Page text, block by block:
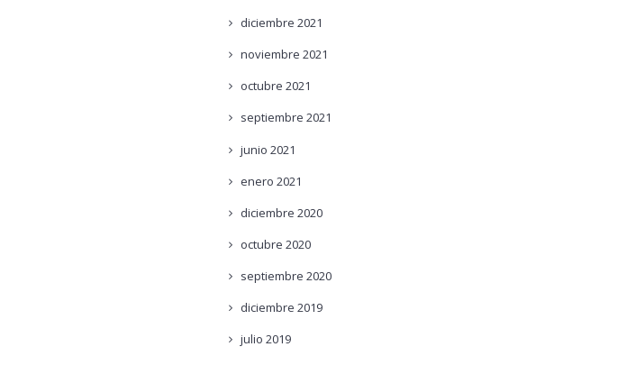
diciembre 2021
noviembre 2021
octubre 2021
septiembre 2021
junio 2021
enero 2021
diciembre 2020
octubre 2020
septiembre 2020
diciembre 2019
julio 2019